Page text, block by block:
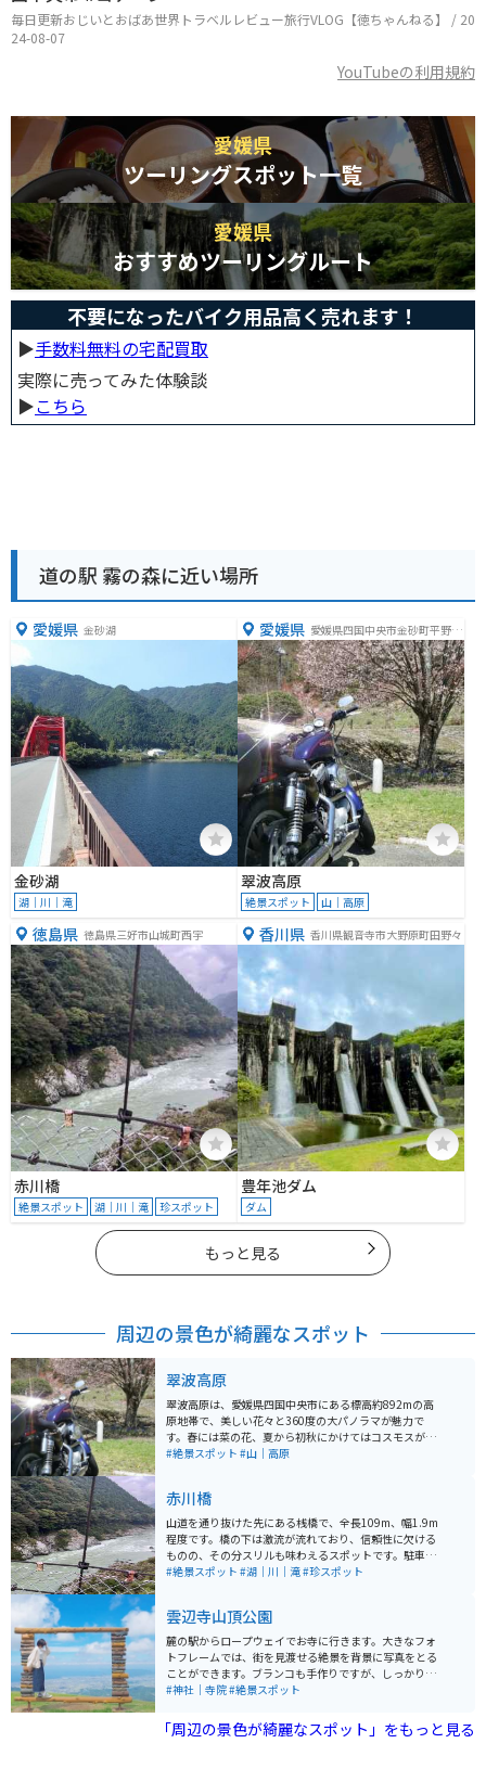
毎日更新おじいとおばあ世界トラベルレビュー旅行VLOG【徳ちゃんねる】 / 20
24-08-07
YouTubeの利用規約
愛媛県
ツーリングスポット一覧
愛媛県
おすすめツーリングルート
不要になったバイク用品高く売れます！
▶︎手数料無料の宅配買取
実際に売ってみた体験談
▶︎こちら
道の駅 霧の森に近い場所
愛媛県 金砂湖
金砂湖
湖｜川｜滝
愛媛県 愛媛県四国中央市金砂町平野山
乙306―1
翠波高原
絶景スポット 山｜高原
徳島県 徳島県三好市山城町西宇
赤川橋
絶景スポット 湖｜川｜滝 珍スポット
香川県 香川県観音寺市大野原町田野々
豊年池ダム
ダム
もっと見る
周辺の景色が綺麗なスポット
翠波高原
翠波高原は、愛媛県四国中央市にある標高約892mの高
原地帯で、美しい花々と360度の大パノラマが魅力で
す。春には菜の花、夏から初秋にかけてはコスモスが一
面に咲き誇り、展望台からは瀬戸内海や四国山地が見渡
としてもおすすめです。バイク旅ならワインディングを
楽しんだ後、高原の風を感じながら花畑と絶景を満喫で
きる点がポイントです。歩きやすい服装と、季節に応じ
て冷えるので軽い羽織があると快適です。
#絶景スポット #山｜高原
赤川橋
山道を通り抜けた先にある桟橋で、全長109m、幅1.9m
程度です。橋の下は激流が流れており、信頼性に欠ける
ものの、その分スリルも味わえるスポットです。駐車場
はありますが、あまり広くはありません。また、物を落
#絶景スポット #湖｜川｜滝#珍スポット
雲辺寺山頂公園
麓の駅からロープウェイでお寺に行きます。大きなフォ
トフレームでは、街を見渡せる絶景を背景に写真をとる
ことができます。ブランコも手作りですが、しっかりし
ていて漕いでも問題なく楽しめます！さえぎる物が何も
ているような写真が撮れます！インスタ映え間違いなし
です！人が少なければたくさん写真が撮れるので、思い
#神社｜寺院#絶景スポット
「周辺の景色が綺麗なスポット」をもっと見る